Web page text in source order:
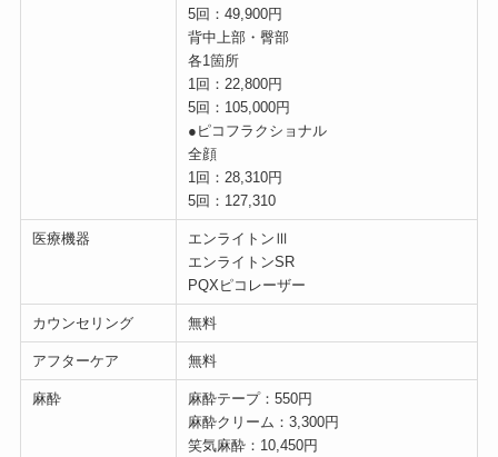
5回：49,900円
背中上部・臀部
各1箇所
1回：22,800円
5回：105,000円
●ピコフラクショナル
全顔
1回：28,310円
5回：127,310
医療機器
エンライトンⅢ
エンライトンSR
PQXピコレーザー
カウンセリング 無料
アフターケア 無料
麻酔
麻酔テープ：550円
麻酔クリーム：3,300円
笑気麻酔：10,450円